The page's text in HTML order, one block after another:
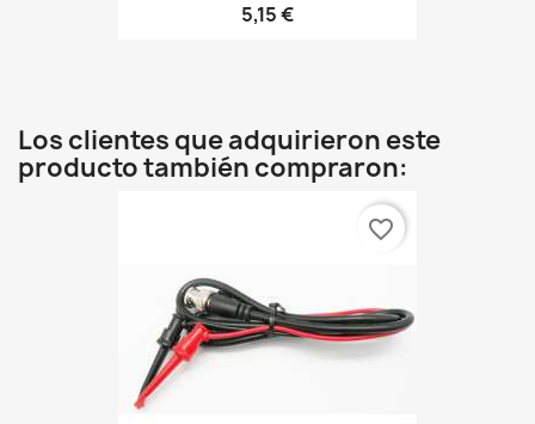
5,15 €
Los clientes que adquirieron este
producto también compraron:
favorite_border